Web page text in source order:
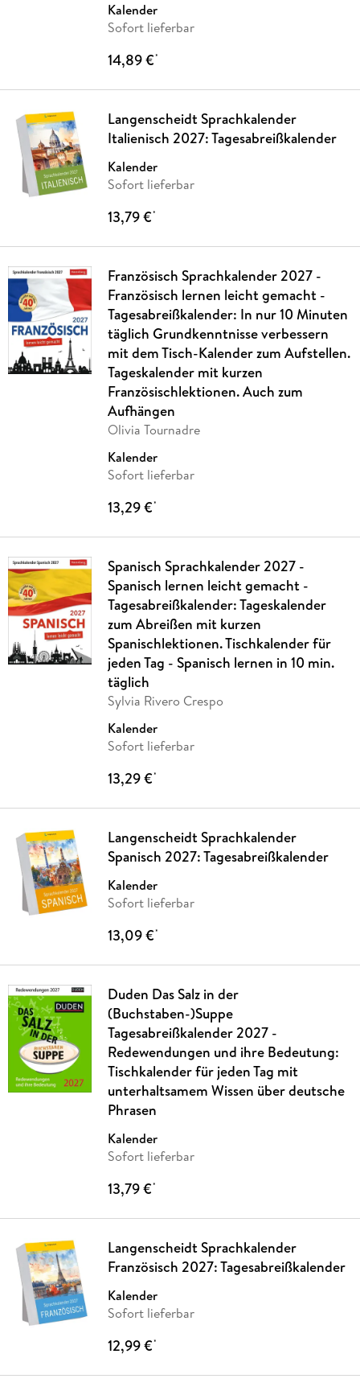
Kalender
Sofort lieferbar
14,89 €*
Langenscheidt Sprachkalender
Italienisch 2027: Tagesabreißkalender
Kalender
Sofort lieferbar
13,79 €*
Französisch Sprachkalender 2027 -
Französisch lernen leicht gemacht -
Tagesabreißkalender: In nur 10 Minuten
täglich Grundkenntnisse verbessern
mit dem Tisch-Kalender zum Aufstellen.
Tageskalender mit kurzen
Französischlektionen. Auch zum
Aufhängen
Olivia Tournadre
Kalender
Sofort lieferbar
13,29 €*
Spanisch Sprachkalender 2027 -
Spanisch lernen leicht gemacht -
Tagesabreißkalender: Tageskalender
zum Abreißen mit kurzen
Spanischlektionen. Tischkalender für
jeden Tag - Spanisch lernen in 10 min.
täglich
Sylvia Rivero Crespo
Kalender
Sofort lieferbar
13,29 €*
Langenscheidt Sprachkalender
Spanisch 2027: Tagesabreißkalender
Kalender
Sofort lieferbar
13,09 €*
Duden Das Salz in der
(Buchstaben-)Suppe
Tagesabreißkalender 2027 -
Redewendungen und ihre Bedeutung:
Tischkalender für jeden Tag mit
unterhaltsamem Wissen über deutsche
Phrasen
Kalender
Sofort lieferbar
13,79 €*
Langenscheidt Sprachkalender
Französisch 2027: Tagesabreißkalender
Kalender
Sofort lieferbar
12,99 €*